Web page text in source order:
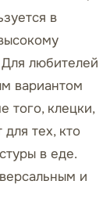
в
любителей
вариантом
того, клецки,
тех, кто
в еде.
и